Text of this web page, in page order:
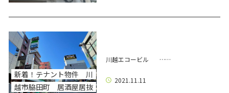
新着！テナント物件 川
越市脇田町 居酒屋居抜
川越エコービル ……
2021.11.11